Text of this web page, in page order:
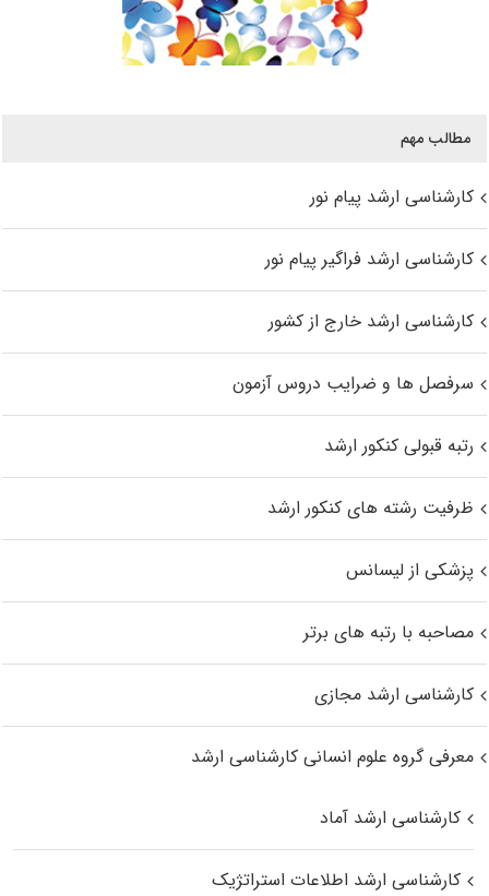
مطالب مهم
کارشناسی ارشد پیام نور
کارشناسی ارشد فراگیر پیام نور
کارشناسی ارشد خارج از کشور
سرفصل ها و ضرایب دروس آزمون
رتبه قبولی کنکور ارشد
ظرفیت رشته های کنکور ارشد
پزشکی از لیسانس
مصاحبه با رتبه های برتر
کارشناسی ارشد مجازی
معرفی گروه علوم انسانی کارشناسی ارشد
کارشناسی ارشد آماد
کارشناسی ارشد اطلاعات استراتژیک